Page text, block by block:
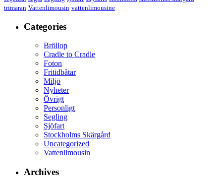
trimaran Vattenlimousin vattenlimousine
Categories
Bröllop
Cradle to Cradle
Foton
Fritidbåtar
Miljö
Nyheter
Övrigt
Personligt
Segling
Sjöfart
Stockholms Skärgård
Uncategorized
Vattenlimousin
Archives